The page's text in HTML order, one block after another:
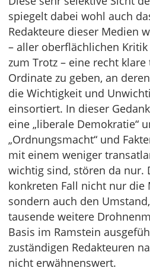
spiegelt dabei wohl auch
Redakteure dieser Medien
– aller oberflächlichen
zum Trotz – eine recht
Ordinate zu geben, an
die Wichtigkeit und
einsortiert. In dieser
eine „liberale Demokratie“
„Ordnungsmacht“ und
mit einem weniger
wichtig sind, stören da nur.
konkreten Fall nicht nur die
sondern auch den
tausende weitere
Basis im Ramstein
zuständigen Redakteuren
nicht erwähnenswert.